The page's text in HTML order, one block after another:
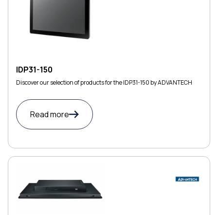
IDP31-150
Discover our selection of products for the IDP31-150 by ADVANTECH
Read more